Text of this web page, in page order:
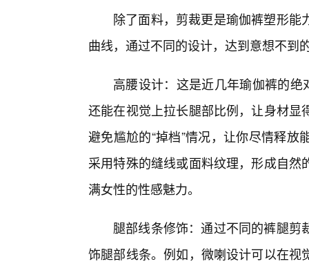
除了面料，剪裁更是瑜伽裤塑形
曲线，通过不同的设计，达到意想不到
高腰设计：这是近几年瑜伽裤的
还能在视觉上拉长腿部比例，让身材
避免尴尬的“掉档”情况，让你尽情释
采用特殊的缝线或面料纹理，形成自
满女性的性感魅力。
腿部线条修饰：通过不同的裤腿
饰腿部线条。例如，微喇设计可以在